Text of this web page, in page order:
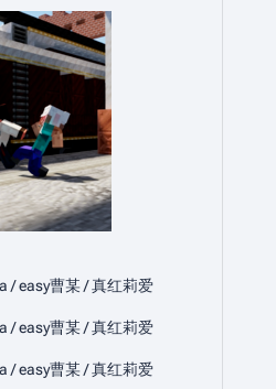
/ easy曹某 / 真红莉爱
/ easy曹某 / 真红莉爱
/ easy曹某 / 真红莉爱